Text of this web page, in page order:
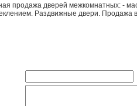
продажа дверей межкомнатных: -
Раздвижные двери.